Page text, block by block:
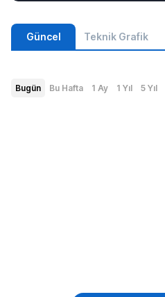
Güncel Teknik Grafik
Bugün Bu Hafta 1 Ay 1 Yıl 5 Yıl